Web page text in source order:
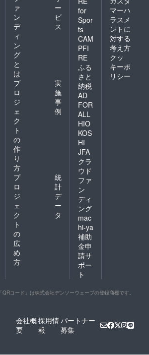
しま
す。 ※
ご支援
金額に
は送料
を含み
ます。
ァ
ン
デ
ィ
ン
グ
と
は
ー
ビ
ス
プ
ロ
ジ
ェ
ク
ト
の
作
り
方
実
施
事
例
プ
ロ
ジ
ェ
ク
ト
の
広
め
方
統
計
デ
ー
タ
for
Spor
ts
CAM
PFI
RE
ふる
さと
納税
AD
FOR
ALL
HIO
KOS
HI
JFA
クラ
ウド
ファ
ン
ディ
ング
mac
hi-ya
補助
金申
請サ
ポー
ト
マーハ
ラスメ
ントに
対する
考え方
クッ
キーポ
リシー
「QRコード」は株式会社デンソーウェーブの登録商標です。
会社概
要
採用情
報
パートナー
募集